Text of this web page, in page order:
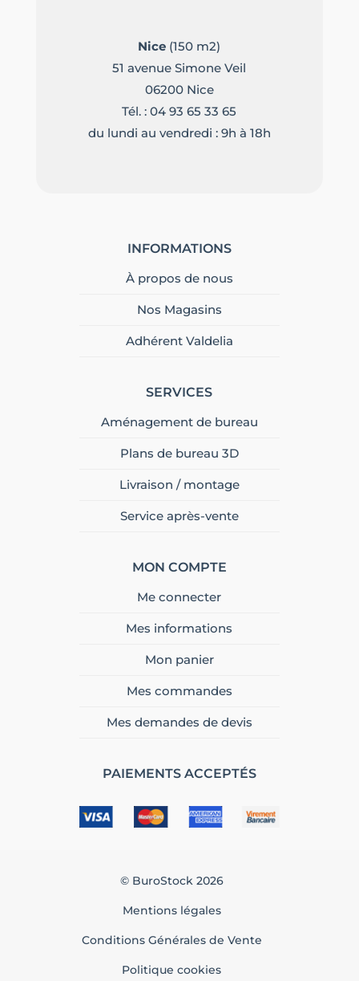
Nice (150 m2)
51 avenue Simone Veil
06200 Nice
Tél. :04 93 65 33 65
du lundi au vendredi : 9h à 18h
INFORMATIONS
À propos de nous
Nos Magasins
Adhérent Valdelia
SERVICES
Aménagement de bureau
Plans de bureau 3D
Livraison / montage
Service après-vente
MON COMPTE
Me connecter
Mes informations
Mon panier
Mes commandes
Mes demandes de devis
PAIEMENTS ACCEPTÉS
© BuroStock 2026
Mentions légales
Conditions Générales de Vente
Politique cookies